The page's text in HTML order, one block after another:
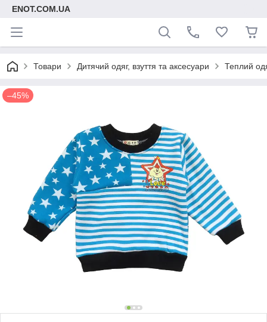
ENOT.COM.UA
Товари Дитячий одяг, взуття та аксесуари Теплий
–45%